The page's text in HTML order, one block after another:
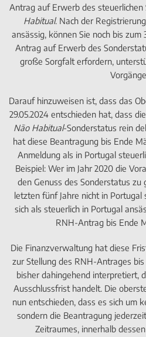
Antrag auf Erwerb des steuerlichen
Habitual. Nach der
ansässig, können Sie noch bis zum
Antrag auf Erwerb des
große Sorgfalt erfordern,
Darauf hinzuweisen ist, dass das
29.05.2024 entschieden hat, dass
Não Habitual-Sonderstatus rein
hat diese Beantragung bis Ende
Anmeldung als in Portugal
Beispiel: Wer im Jahr 2020 die
den Genuss des Sonderstatus zu
letzten fünf Jahre nicht in
sich als steuerlich in Portugal
RNH-Antrag bis Ende
Die Finanzverwaltung hat diese
zur Stellung des RNH-Antrages
bisher dahingehend interpretiert,
Ausschlussfrist handelt. Die
nun entschieden, dass es sich um
sondern die Beantragung
Zeitraumes, innerhalb